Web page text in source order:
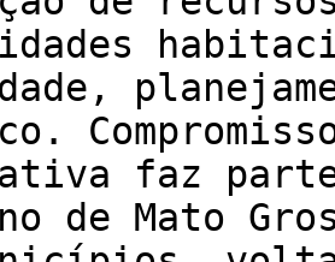
faz parte
de Mato